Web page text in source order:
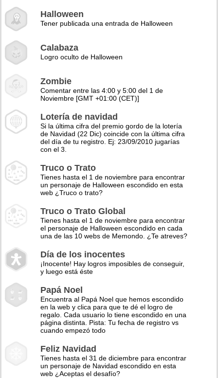
Halloween
Tener publicada una entrada de Halloween
Calabaza
Logro oculto de Halloween
Zombie
Comentar entre las 4:00 y 5:00 del 1 de
Noviembre [GMT +01:00 (CET)]
Lotería de navidad
Si la última cifra del premio gordo de la lotería
de Navidad (22 Dic) coincide con la última cifra
del día de tu registro. Ej: 23/09/2010 jugarías
con el 3.
Truco o Trato
Tienes hasta el 1 de noviembre para encontrar
un personaje de Halloween escondido en esta
web ¿Truco o trato?
Truco o Trato Global
Tienes hasta el 1 de noviembre para encontrar
el personaje de Halloween escondido en cada
una de las 10 webs de Memondo. ¿Te atreves?
Día de los inocentes
¡Inocente! Hay logros imposibles de conseguir,
y luego está éste
Papá Noel
Encuentra al Papá Noel que hemos escondido
en la web y clica para que te dé el logro de
regalo. Cada usuario lo tiene escondido en una
página distinta. Pista: Tu fecha de registro vs
cuando empezó todo
Feliz Navidad
Tienes hasta el 31 de diciembre para encontrar
un personaje de Navidad escondido en esta
web ¿Aceptas el desafío?